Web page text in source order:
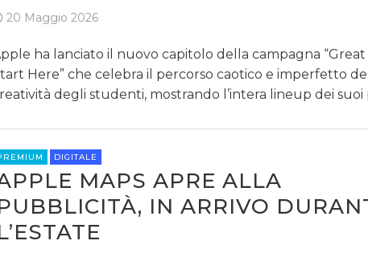
20 Maggio 2026
ha lanciato il nuovo capitolo della campagna “Great
Here” che celebra il percorso caotico e imperfetto
degli studenti, mostrando l’intera lineup dei
DIGITALE
MAPS APRE ALLA
IN ARRIVO